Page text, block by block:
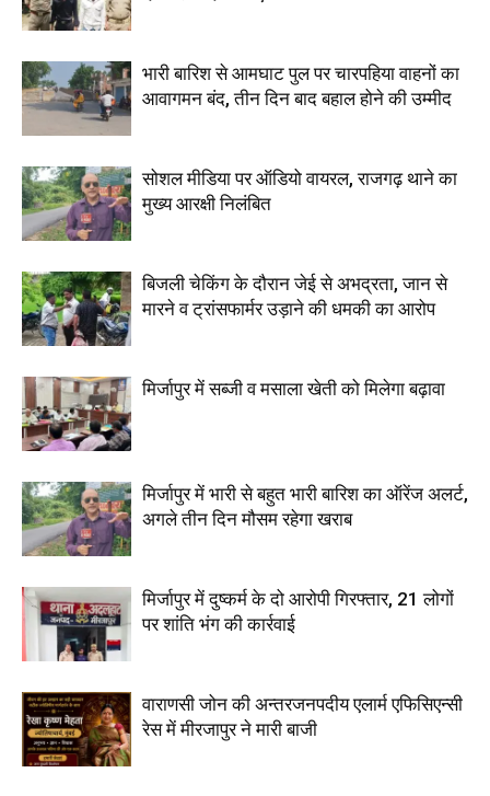
भारी बारिश से आमघाट पुल पर चारपहिया वाहनों का
आवागमन बंद, तीन दिन बाद बहाल होने की उम्मीद
सोशल मीडिया पर ऑडियो वायरल, राजगढ़ थाने का
मुख्य आरक्षी निलंबित
बिजली चेकिंग के दौरान जेई से अभद्रता, जान से
मारने व ट्रांसफार्मर उड़ाने की धमकी का आरोप
मिर्जापुर में सब्जी व मसाला खेती को मिलेगा बढ़ावा
मिर्जापुर में भारी से बहुत भारी बारिश का ऑरेंज अलर्ट,
अगले तीन दिन मौसम रहेगा खराब
मिर्जापुर में दुष्कर्म के दो आरोपी गिरफ्तार, 21 लोगों
पर शांति भंग की कार्रवाई
वाराणसी जोन की अन्तरजनपदीय एलार्म एफिसिएन्सी
रेस में मीरजापुर ने मारी बाजी